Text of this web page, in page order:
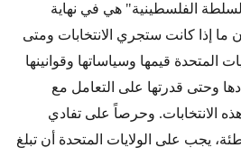
الفلسطينية" هي في نهاية
ما إذا كانت ستجري الانتخابات ومتى
المتحدة قيمها وسياساتها وقوانينها
وحتى قدرتها على التعامل مع
الانتخابات. وحرصاً على تفادي
يجب على الولايات المتحدة أن تبلغ